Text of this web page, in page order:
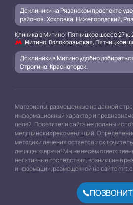
До клиники на Рязанском проспекте
районов: Хохловка, Нижегородский,
Клиника в Митино: Пятницкое шоссе 27 к.
Митино, Волоколамская, Пятницкое
До клиники в Митино удобно
Строгино, Красногорск.
Материалы, размещенные на данной
информационный характер и
целей. Посетители сайта не должны
медицинских рекомендаций.
методики лечения остается
лечащего врача! Мы не несём
негативные последствия, возникшие в
информации, размещенной на сайте